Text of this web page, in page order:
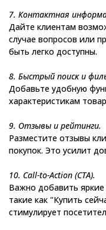
7. Контактная
Дайте клиентам
случае вопросов или
быть легко доступны.
8. Быстрый поиск и
Добавьте удобную
характеристикам
9. Отзывы и рейтинги.
Разместите отзывы
покупок. Это усилит
10. Call-to-Action (CTA).
Важно добавить
такие как "Купить
стимулирует